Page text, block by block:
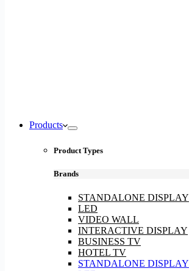
Products
Product Types
Brands
STANDALONE DISPLAY
LED
VIDEO WALL
INTERACTIVE DISPLAY
BUSINESS TV
HOTEL TV
STANDALONE DISPLAY